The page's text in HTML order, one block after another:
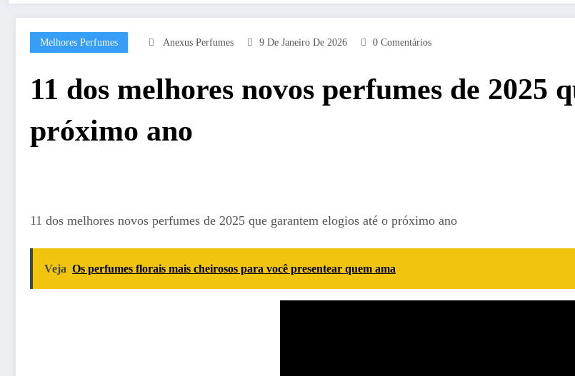
Melhores Perfumes Anexus Perfumes 9 De Janeiro De 2026 0 Comentários
11 dos melhores novos perfumes de 2025
próximo ano
11 dos melhores novos perfumes de 2025 que garantem elogios até o próximo ano
Veja Os perfumes florais mais cheirosos para você presentear quem ama